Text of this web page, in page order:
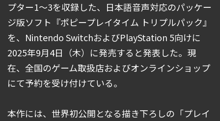
プター1～3を収録した、日本語音声対応のパッケー
ジ版ソフト『ポピープレイタイム トリプルパック』
を、Nintendo SwitchおよびPlayStation 5向けに
2025年9月4日（木）に発売すると発表した。現
在、全国のゲーム取扱店およびオンラインショップ
にて予約を受け付けている。
本作には、世界初公開となる描き下ろしの「プレイ